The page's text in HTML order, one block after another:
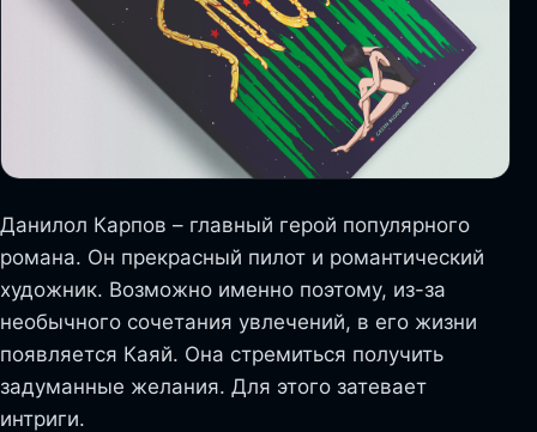
Данилол Карпов – главный герой популярного
романа. Он прекрасный пилот и романтический
художник. Возможно именно поэтому, из-за
необычного сочетания увлечений, в его жизни
появляется Каяй. Она стремиться получить
задуманные желания. Для этого затевает
интриги.